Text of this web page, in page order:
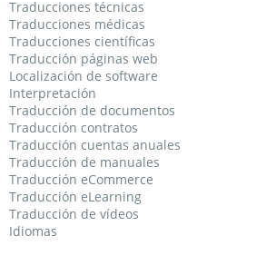
Traducciones técnicas
Traducciones médicas
Traducciones científicas
Traducción páginas web
Localización de software
Interpretación
Traducción de documentos
Traducción contratos
Traducción cuentas anuales
Traducción de manuales
Traducción eCommerce
Traducción eLearning
Traducción de vídeos
Idiomas